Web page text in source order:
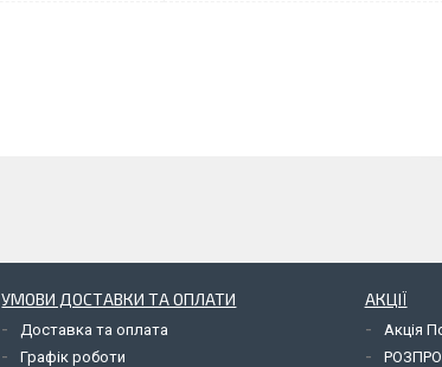
УМОВИ ДОСТАВКИ ТА ОПЛАТИ
Доставка та оплата
Графік роботи
АКЦІЇ
Акція